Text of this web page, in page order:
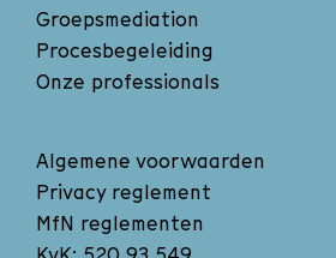
Groepsmediation
Procesbegeleiding
Onze professionals
Algemene voorwaarden
Privacy reglement
MfN reglementen